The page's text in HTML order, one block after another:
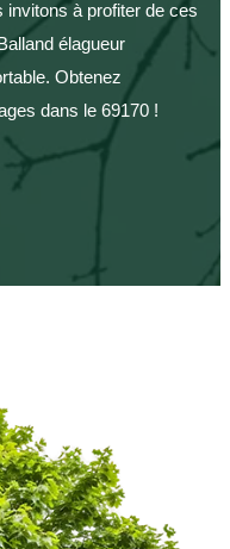
invitons à profiter de ces
élagueur
Obtenez
dans le 69170 !